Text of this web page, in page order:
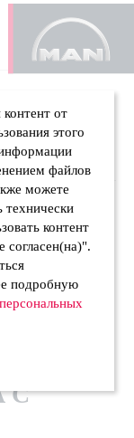
С
от
этого
файлов
можете
технически
контент
согласен(на)".
подробную